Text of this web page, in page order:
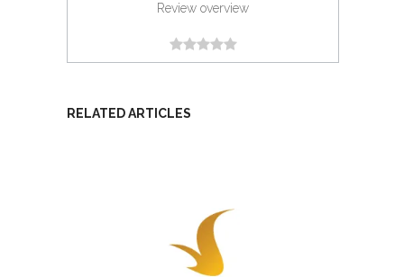
Review overview
RELATED ARTICLES